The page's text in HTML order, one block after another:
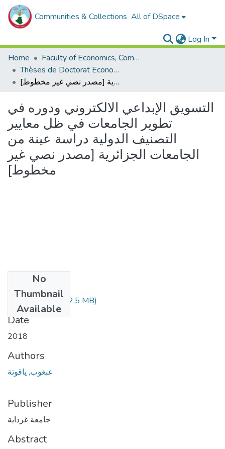
Communities & Collections All of DSpace
Log In
Home
Faculty of Economics, Commercial Sciences and Management Sciences
Thèses de Doctorat Economie
التسويق الإبداعي الالكتروني ودوره في تطوير الجامعات في ظل معايير التصنيف الدولية دراسة عينة من الجامعات الجزائرية [مصدر نصي غير مخطوط]
التسويق الإبداعي الالكتروني ودوره في
تطوير الجامعات في ظل معايير
التصنيف الدولية دراسة عينة من
الجامعات الجزائرية [مصدر نصي غير
مخطوط]
No
Thumbnail
Available
ياقوتة غبغوب.pdf (2.5 MB)
Date
2018
Authors
غبغوب, ياقوتة
Publisher
جامعة غرداية
Abstract